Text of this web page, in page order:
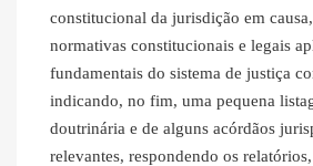
constitucional da jurisdição em
normativas constitucionais e legais
fundamentais do sistema de justiça
indicando, no fim, uma pequena
doutrinária e de alguns acórdãos
relevantes, respondendo os